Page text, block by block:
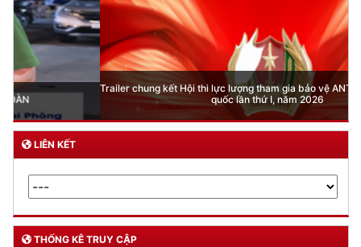
Trailer chung kết Hội thi lực lượng tham gia bảo vệ ANTT ở cơ sở giỏi toàn
quốc lần thứ I, năm 2026
LIÊN KẾT
THỐNG KÊ TRUY CẬP